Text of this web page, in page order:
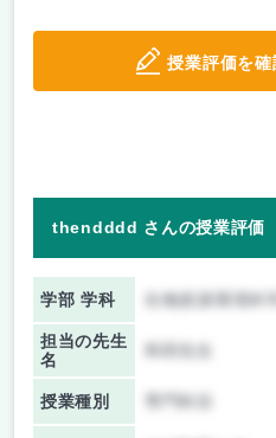
授業評価を確
thendddd さんの授業評価
学部 学科 生物資源環境科
担当の先生
名
授業種別